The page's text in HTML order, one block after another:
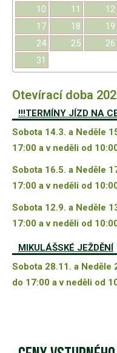
10
11 12
17
18 19
24
25 26
31
Otevírací doba
!!!TERMÍNY JÍZD NA
Sobota 14.3. a Neděle
17:00 a v neděli od
Sobota 16.5. a Neděle
17:00 a v neděli od
Sobota 12.9. a Neděle
17:00 a v neděli od
MIKULÁŠSKÉ JEŽDĚNÍ
Sobota 28.11. a Neděle
do 17:00 a v neděli od